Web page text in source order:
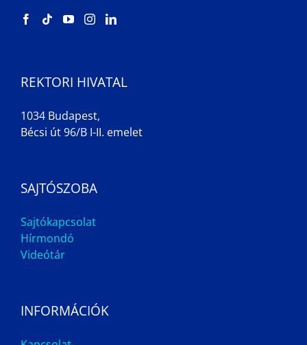
REKTORI HIVATAL
1034 Budapest,
Bécsi út 96/B I-II. emelet
SAJTÓSZOBA
Sajtókapcsolat
Hírmondó
Videótár
INFORMÁCIÓK